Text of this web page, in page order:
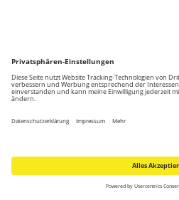
Berechnungen
Klimatisierungsleistung berechnen
Ventilationsleistung berechnen